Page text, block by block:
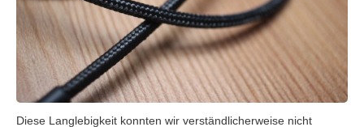
Diese Langlebigkeit konnten wir verständlicherweise nicht